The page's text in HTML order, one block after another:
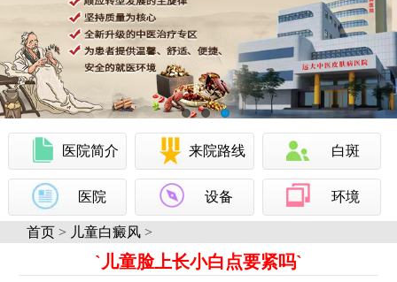
医院简介 来院路线 白斑
医院 设备 环境
首页 > 儿童白癜风 >
`儿童脸上长小白点要紧吗`